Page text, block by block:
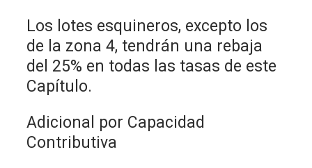
Los lotes esquineros, excepto los
de la zona 4, tendrán una rebaja
del 25% en todas las tasas de este
Capítulo.
Adicional por Capacidad
Contributiva